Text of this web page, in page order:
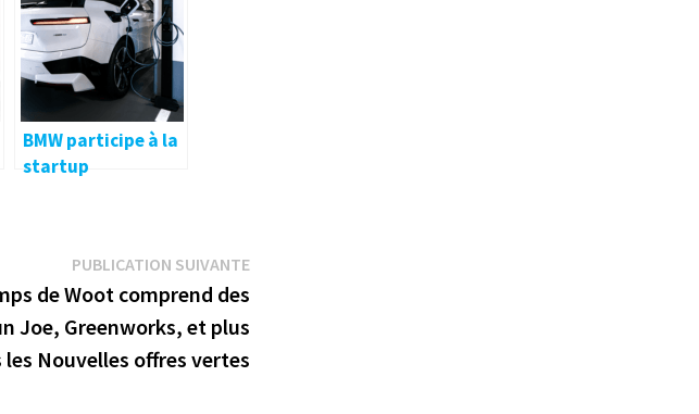
de BEV en 2021
BMW participe à la
startup
PUBLICATION SUIVANTEPublication
suivante :
de Woot comprend des
Joe, Greenworks, et plus
les Nouvelles offres vertes